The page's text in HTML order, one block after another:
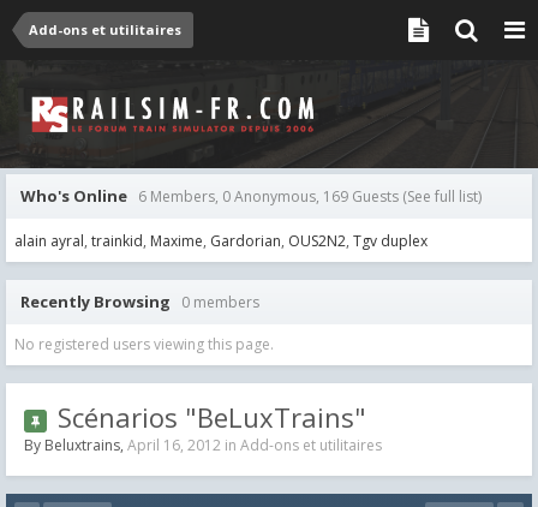
Add-ons et utilitaires
Who's Online 6 Members, 0 Anonymous, 169 Guests (See full list)
alain ayral trainkid Maxime Gardorian OUS2N2 Tgv duplex
Recently Browsing 0 members
No registered users viewing this page.
Scénarios "BeLuxTrains"
By Beluxtrains, April 16, 2012 in Add-ons et utilitaires